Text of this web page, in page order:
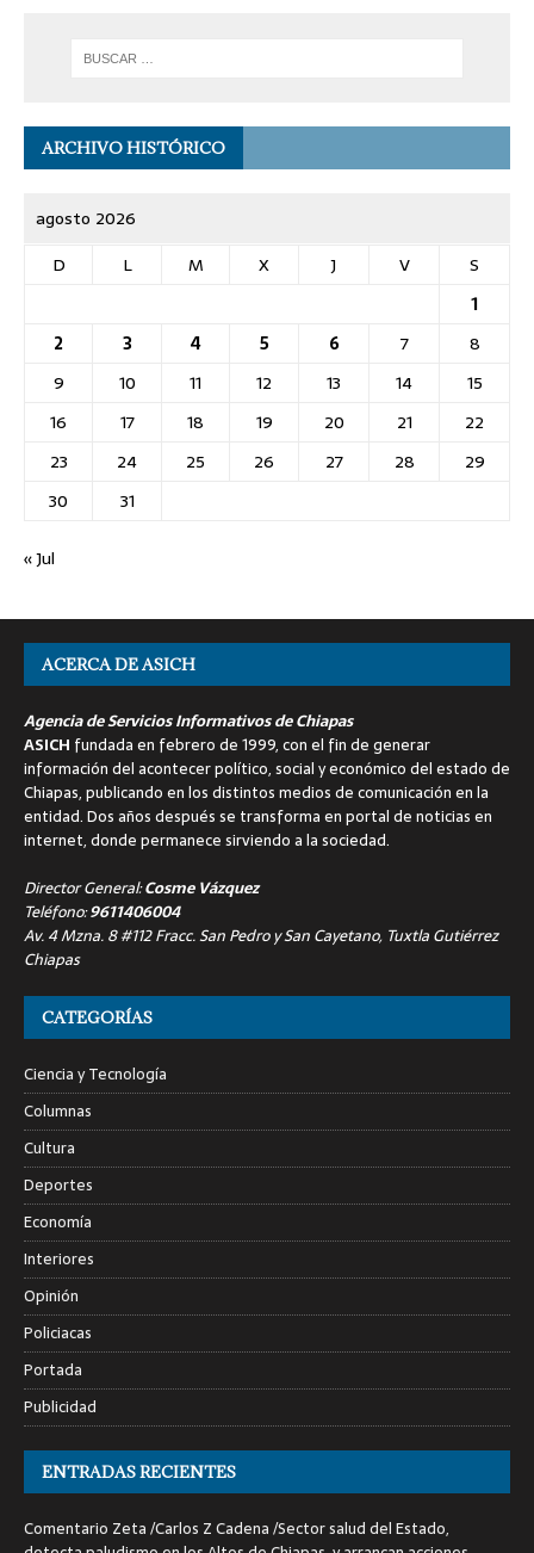
ARCHIVO HISTÓRICO
agosto 2026
D
L M X J V
S
1
2
3 4 5 6 7
8
9
10 11 12 13 14
15
16
17 18 19 20 21
22
23
24 25 26 27 28
29
30
31
« Jul
ACERCA DE ASICH
Agencia de Servicios Informativos de Chiapas
ASICH fundada en febrero de 1999, con el fin de generar
información del acontecer político, social y económico del estado de
Chiapas, publicando en los distintos medios de comunicación en la
entidad. Dos años después se transforma en portal de noticias en
internet, donde permanece sirviendo a la sociedad.
Director General:Cosme Vázquez
Teléfono:9611406004
Av. 4 Mzna. 8 #112 Fracc. San Pedro y San Cayetano, Tuxtla Gutiérrez
Chiapas
CATEGORÍAS
Ciencia y Tecnología
Columnas
Cultura
Deportes
Economía
Interiores
Opinión
Policiacas
Portada
Publicidad
ENTRADAS RECIENTES
Comentario Zeta /Carlos Z Cadena /Sector salud del Estado,